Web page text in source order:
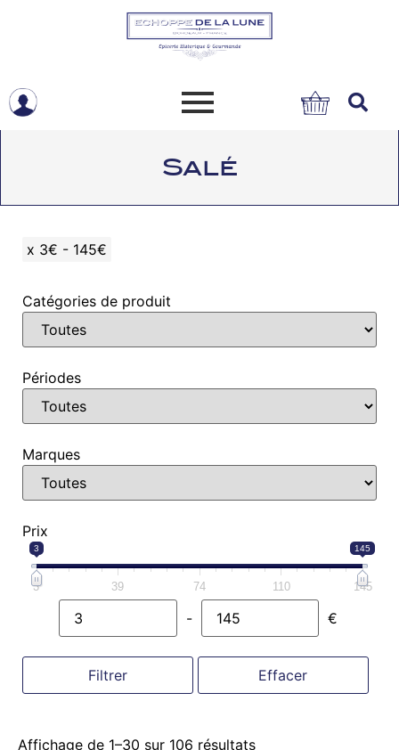
Salé
x 3€ - 145€
Catégories de produit
Périodes
Marques
Prix
3 145
3 39 74 110 145
Minimum Price
- Maximum Price €
Filtrer Effacer
Affichage de 1–30 sur 106 résultats